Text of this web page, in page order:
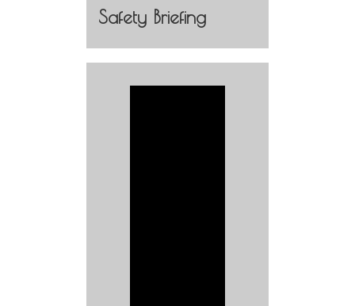
Safety Briefing